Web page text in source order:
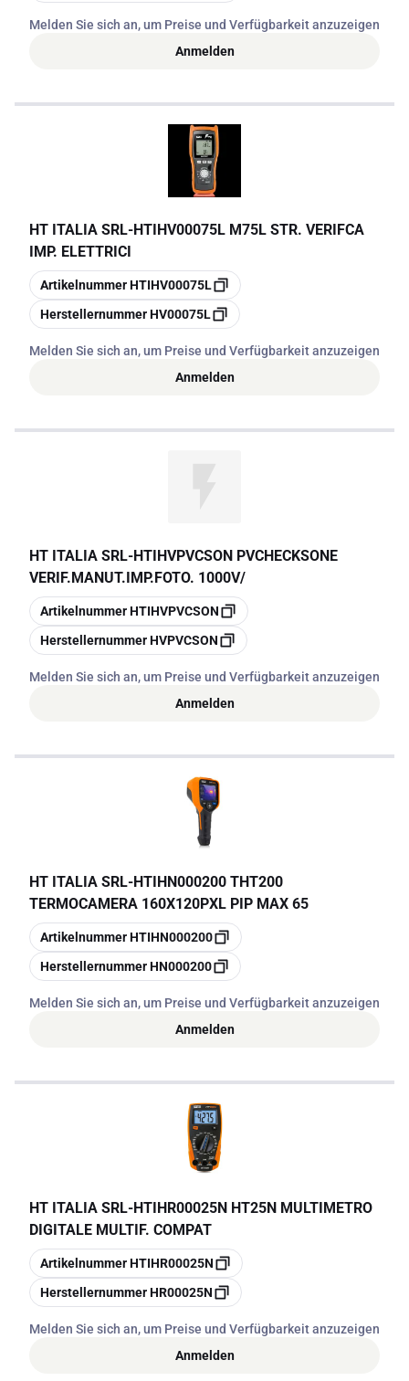
Melden Sie sich an, um Preise und Verfügbarkeit anzuzeigen
Anmelden
HT ITALIA SRL-HTIHV00075L M75L STR. VERIFCA
IMP. ELETTRICI
Kopieren
ArtikelnummerHTIHV00075L
Kopieren
HerstellernummerHV00075L
Melden Sie sich an, um Preise und Verfügbarkeit anzuzeigen
Anmelden
HT ITALIA SRL-HTIHVPVCSON PVCHECKSONE
VERIF.MANUT.IMP.FOTO. 1000V/
Kopieren
ArtikelnummerHTIHVPVCSON
Kopieren
HerstellernummerHVPVCSON
Melden Sie sich an, um Preise und Verfügbarkeit anzuzeigen
Anmelden
HT ITALIA SRL-HTIHN000200 THT200
TERMOCAMERA 160X120PXL PIP MAX 65
Kopieren
ArtikelnummerHTIHN000200
Kopieren
HerstellernummerHN000200
Melden Sie sich an, um Preise und Verfügbarkeit anzuzeigen
Anmelden
HT ITALIA SRL-HTIHR00025N HT25N MULTIMETRO
DIGITALE MULTIF. COMPAT
Kopieren
ArtikelnummerHTIHR00025N
Kopieren
HerstellernummerHR00025N
Melden Sie sich an, um Preise und Verfügbarkeit anzuzeigen
Anmelden